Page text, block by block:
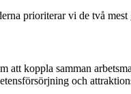
prioriterar vi de två
att koppla samman
och